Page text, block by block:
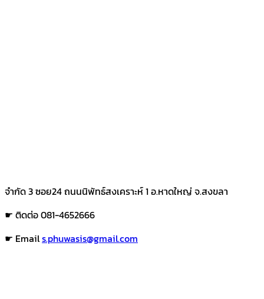
จำกัด 3 ซอย24 ถนนนิพัทธ์สงเคราะห์ 1 อ.หาดใหญ่ จ.สงขลา
☛ ติดต่อ 081-4652666
☛ Emails.phuwasis@gmail.com